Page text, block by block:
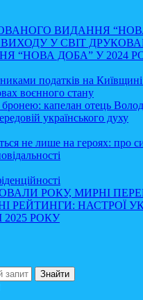
ВИДАННЯ
ВИХОДУ У СВІТ
“НОВА ДОБА” У 2024
податків на
воєнного стану
бронею: капелан отець
українського духу
не лише на героях: про
РОКУ, МИРНІ
РЕЙТИНГИ: НАСТРОЇ
РОКУ